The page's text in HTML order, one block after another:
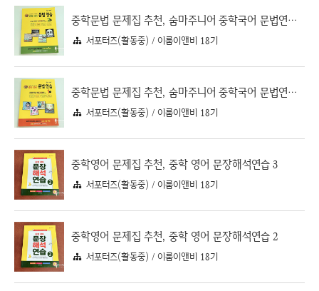
중학문법 문제집 추천, 숨마주니어 중학국어 문법연습 2
서포터즈(활동중) / 이룸이앤비 18기
중학문법 문제집 추천, 숨마주니어 중학국어 문법연습 1
서포터즈(활동중) / 이룸이앤비 18기
중학영어 문제집 추천, 중학 영어 문장해석연습 3
서포터즈(활동중) / 이룸이앤비 18기
중학영어 문제집 추천, 중학 영어 문장해석연습 2
서포터즈(활동중) / 이룸이앤비 18기